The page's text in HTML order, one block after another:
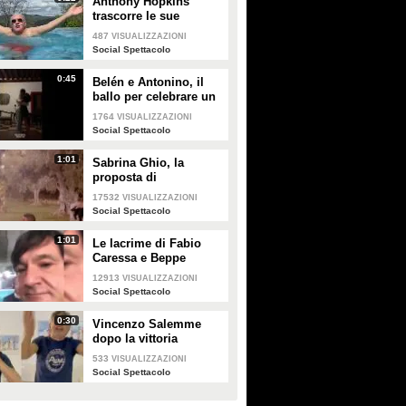
trascorre le sue
vacanze in Toscana e
canta "Bella ciao"
487 VISUALIZZAZIONI
Social Spettacolo
0:45
Belén e Antonino, il
ballo per celebrare un
anno insieme
1764 VISUALIZZAZIONI
Social Spettacolo
1:01
Sabrina Ghio, la
proposta di
matrimonio di Carlo
Negri
17532 VISUALIZZAZIONI
Social Spettacolo
1:01
Le lacrime di Fabio
Caressa e Beppe
Bergomi a Euro 2020:
"È stato bellissimo"
12913 VISUALIZZAZIONI
Social Spettacolo
0:30
Vincenzo Salemme
dopo la vittoria
dell'Italia: "Si è fermato
il cuore"
533 VISUALIZZAZIONI
Social Spettacolo